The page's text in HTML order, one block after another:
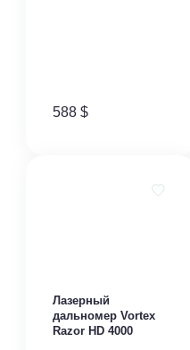
588 $
Лазерный
дальномер Vortex
Razor HD 4000